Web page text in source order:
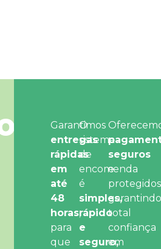
Garantimos
entregas
rápidas
em
até
48
horas,
para
que
O
sistema
de
encomenda
é
simples,
rápido
e
seguro,
seguros
e
garantindo
total
confiança
em